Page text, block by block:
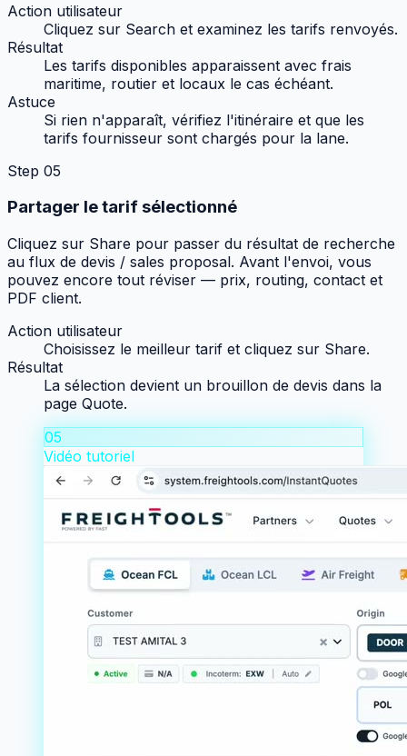
Action utilisateur
Cliquez sur Search et examinez les tarifs renvoyés.
Résultat
Les tarifs disponibles apparaissent avec frais
maritime, routier et locaux le cas échéant.
Astuce
Si rien n'apparaît, vérifiez l'itinéraire et que les
tarifs fournisseur sont chargés pour la lane.
Step 05
Partager le tarif sélectionné
Cliquez sur Share pour passer du résultat de recherche
au flux de devis / sales proposal. Avant l'envoi, vous
pouvez encore tout réviser — prix, routing, contact et
PDF client.
Action utilisateur
Choisissez le meilleur tarif et cliquez sur Share.
Résultat
La sélection devient un brouillon de devis dans la
page Quote.
05
Vidéo tutoriel